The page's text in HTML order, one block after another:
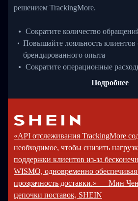
решением TrackingMore.
Сократите количество
Повышайте лояльность
брендированного опыта
Сократите операционные
Подробнее
«API отслеживания TrackingMore
необходимое, чтобы снизить
поддержки клиентов из-за
WISMO, одновременно
прозрачность доставки.» — Мин
цепочки поставок, SHEIN